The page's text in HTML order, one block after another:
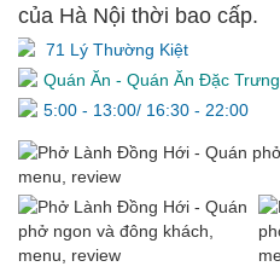
của Hà Nội thời bao cấp.
71 Lý Thường Kiệt
Quán Ăn - Quán Ăn Đặc Trưng
5:00 - 13:00/ 16:30 - 22:00